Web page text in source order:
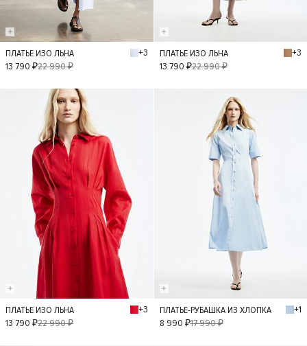
XS S
ПЛАТЬЕ ИЗО ЛЬНА
+3
13 790 ₽22 990 ₽ XS S
ПЛАТЬЕ ИЗО ЛЬНА
+3
13 790 ₽22 990 ₽
XS S
ПЛАТЬЕ ИЗО ЛЬНА
+3
13 790 ₽22 990 ₽ XS S
ПЛАТЬЕ-РУБАШКА ИЗ ХЛОПКА
+1
8 990 ₽17 990 ₽